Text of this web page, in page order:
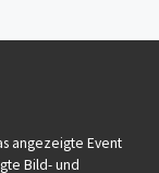
angezeigte Event
Bild- und